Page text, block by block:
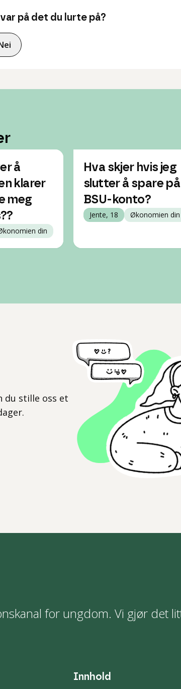
på det du lurte på?
å
klarer
meg
din
Hva skjer hvis jeg
slutter å spare på
BSU-konto?
Jente, 18 Økonomien din
du stille oss et
for ungdom. Vi gjør det
Innhold